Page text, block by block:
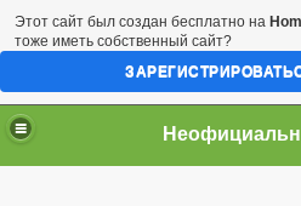
Этот сайт был создан бесплатно на
тоже иметь собственный сайт?